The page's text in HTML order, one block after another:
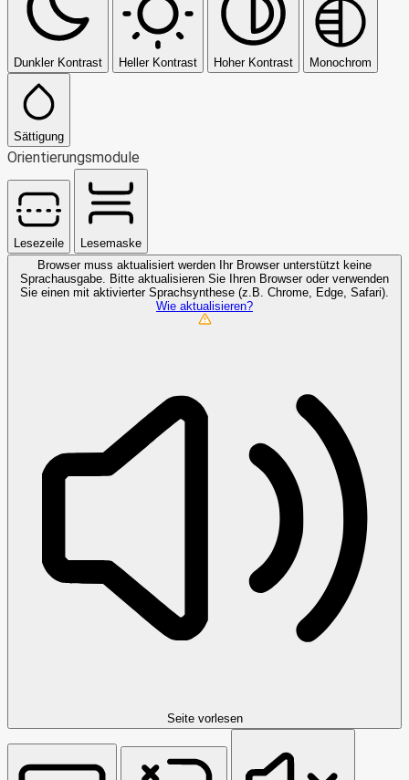
Dunkler Kontrast Heller Kontrast Hoher Kontrast Monochrom
Sättigung
Orientierungsmodule
Lesezeile
Lesemaske
Browser muss aktualisiert werden
Ihr Browser unterstützt keine
Sprachausgabe. Bitte aktualisieren Sie Ihren Browser oder verwenden
Sie einen mit aktivierter Sprachsynthese (z.B. Chrome, Edge, Safari).
Wie aktualisieren?
Seite vorlesen